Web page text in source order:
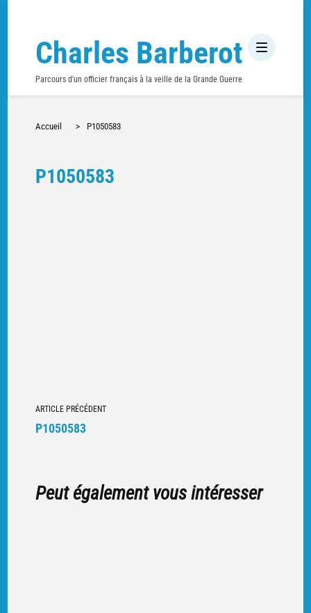
Charles Barberot
Parcours d'un officier français à la veille de la Grande Guerre
Accueil > P1050583
P1050583
Navigation
vers
ARTICLE PRÉCÉDENT
P1050583
Peut également vous intéresser